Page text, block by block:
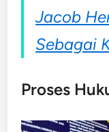
Jacob
Sebagai
Proses